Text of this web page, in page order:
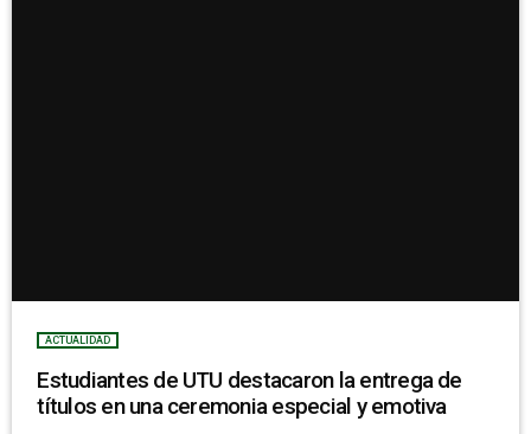
ACTUALIDAD
Estudiantes de UTU destacaron la entrega de
títulos en una ceremonia especial y emotiva